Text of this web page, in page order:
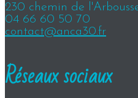
230 chemin de
04 66 60 50 70
contact@anca30.fr
Réseaux sociaux